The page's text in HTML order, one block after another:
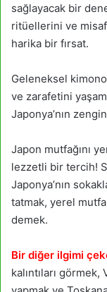
sağlayacak bir
ritüellerini ve
harika bir fırsat.
Geleneksel
ve zarafetini
Japonya’nın
Japon mutfağını
lezzetli bir tercih!
Japonya’nın
tatmak, yerel
demek.
Bir diğer ilgimi
kalıntıları